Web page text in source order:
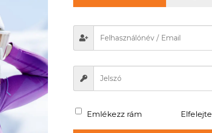
távon is elkísér
is megőrzi formáját, színét és puhaságát, így
és tartós, mégis könnyű és jól szellőző,
kényelmébe, és válassza a puha,
a nyugalomról szól.
Emlékezz rám